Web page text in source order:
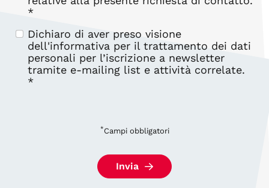
*
Dichiaro di aver preso visione
dell'informativa per il trattamento dei dati
personali per l’iscrizione a newsletter
tramite e-mailing list e attività correlate.
*
*Campi obbligatori
Invia